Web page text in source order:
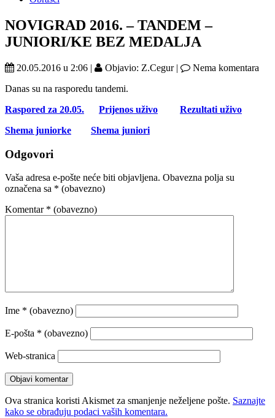
NOVIGRAD 2016. – TANDEM –
JUNIORI/KE BEZ MEDALJA
20.05.2016 u 2:06 | Objavio: Z.Cegur |
Nema komentara
Danas su na rasporedu tandemi.
Raspored za 20.05.
Prijenos uživo
Rezultati uživo
Shema juniorke
Shema juniori
Odgovori
Vaša adresa e-pošte neće biti objavljena. Obavezna polja su
označena sa * (obavezno)
Komentar * (obavezno)
Ime * (obavezno)
E-pošta * (obavezno)
Web-stranica
Ova stranica koristi Akismet za smanjenje neželjene pošte. Saznajte
kako se obrađuju podaci vaših komentara.